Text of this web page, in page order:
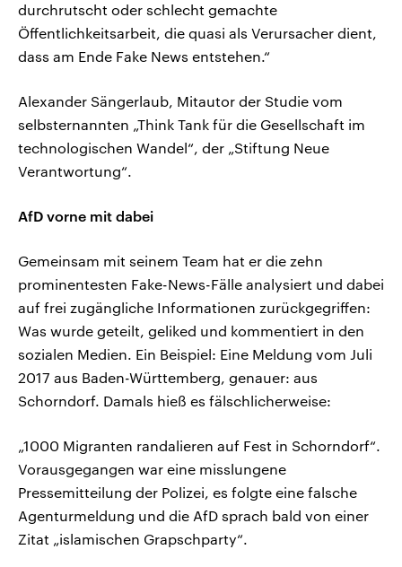
durchrutscht oder schlecht gemachte
Öffentlichkeitsarbeit, die quasi als Verursacher dient,
dass am Ende Fake News entstehen.“
Alexander Sängerlaub, Mitautor der Studie vom
selbsternannten „Think Tank für die Gesellschaft im
technologischen Wandel“, der „Stiftung Neue
Verantwortung“.
AfD vorne mit dabei
Gemeinsam mit seinem Team hat er die zehn
prominentesten Fake-News-Fälle analysiert und dabei
auf frei zugängliche Informationen zurückgegriffen:
Was wurde geteilt, geliked und kommentiert in den
sozialen Medien. Ein Beispiel: Eine Meldung vom Juli
2017 aus Baden-Württemberg, genauer: aus
Schorndorf. Damals hieß es fälschlicherweise:
„1000 Migranten randalieren auf Fest in Schorndorf“.
Vorausgegangen war eine misslungene
Pressemitteilung der Polizei, es folgte eine falsche
Agenturmeldung und die AfD sprach bald von einer
Zitat „islamischen Grapschparty“.